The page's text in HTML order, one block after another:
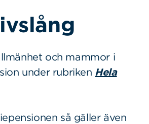
och mammor i
under rubriken Hela
så gäller även